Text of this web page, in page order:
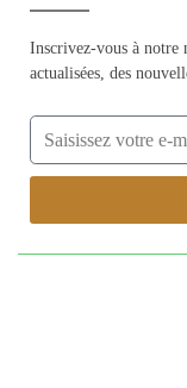
Inscrivez-vous à notre
actualisées, des